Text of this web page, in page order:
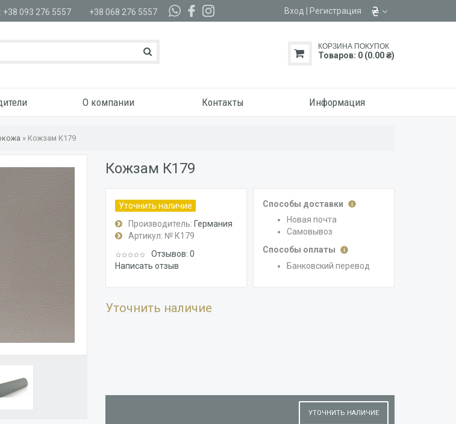
093 276 5557 +38 068 276 5557 Вход Регистрация
КОРЗИНА ПОКУПОК
Товаров: 0 (0.00 ₴)
О компании Контакты Информация
» Кожзам К179
Кожзам К179
Уточнить наличие
Производитель: Германия
Артикул: № К179
Отзывов: 0
Написать отзыв
Способы доставки
Новая почта
Самовывоз
Способы оплаты
Банковский перевод
Уточнить наличие
УТОЧНИТЬ НАЛИЧИЕ